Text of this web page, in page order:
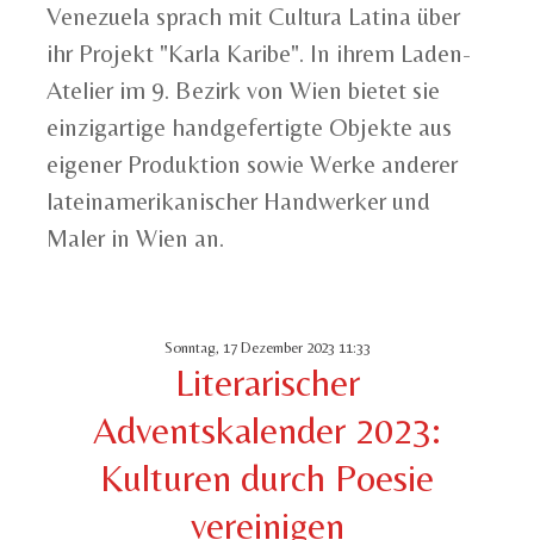
Venezuela sprach mit Cultura Latina über
ihr Projekt "Karla Karibe". In ihrem Laden-
Atelier im 9. Bezirk von Wien bietet sie
einzigartige handgefertigte Objekte aus
eigener Produktion sowie Werke anderer
lateinamerikanischer Handwerker und
Maler in Wien an.
Sonntag, 17 Dezember 2023 11:33
Literarischer
Adventskalender 2023:
Kulturen durch Poesie
vereinigen